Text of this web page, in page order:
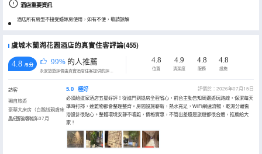
酒店重要資訊
酒店所有房型不接受婚嫁房使用，如有不便，敬請諒解
虞城木蘭湖花園酒店的真實住客評論(455)
4.8 /5分 99% 的人推薦
永安旅遊評價由真實酒店住客提供的評價。
4.8
位置
4.9
清潔度
4.8
服務
4.8
設施
訪客
獨自旅遊
豪華大床房（白鵝絨親膚床
品+智能客控）
入住於2026年07月
5.0 極好
評價於：2026年07月15日
必須給這家酒店五星好評！從進門到退房全程省心，前台主動告知周邊遊玩路線，保潔每天
準時打掃，連雜物都會整理整齊。房間設施嶄新，熱水充足，WiFi網速流暢，乾濕分離衞
浴設計很貼心。整體環境安靜不嘈雜，價格實惠，不管出差還是旅遊都很合適，推薦給大
家！